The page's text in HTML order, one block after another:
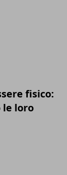
fisico:
le loro